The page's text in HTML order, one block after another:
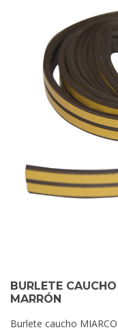
BURLETE
MARRÓN
Burlete caucho